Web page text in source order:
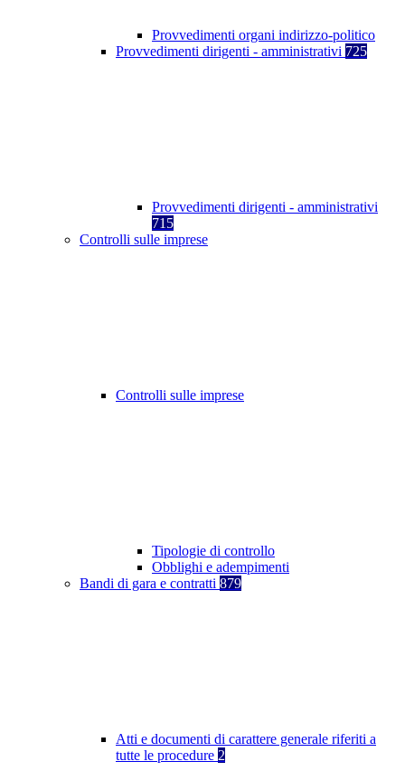
Provvedimenti organi indirizzo-politico
Provvedimenti dirigenti - amministrativi 725
Provvedimenti dirigenti - amministrativi
715
Controlli sulle imprese
Controlli sulle imprese
Tipologie di controllo
Obblighi e adempimenti
Bandi di gara e contratti 879
Atti e documenti di carattere generale riferiti a
tutte le procedure 2